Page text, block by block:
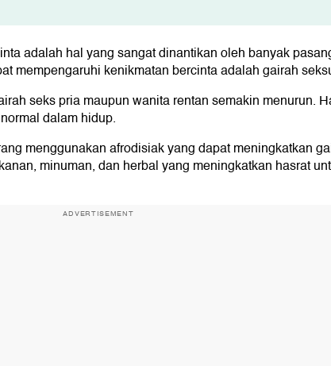
adalah hal yang sangat dinantikan oleh banyak
mempengaruhi kenikmatan bercinta adalah gairah
seks pria maupun wanita rentan semakin menurun.
dalam hidup.
menggunakan afrodisiak yang dapat meningkatkan
minuman, dan herbal yang meningkatkan hasrat
ADVERTISEMENT